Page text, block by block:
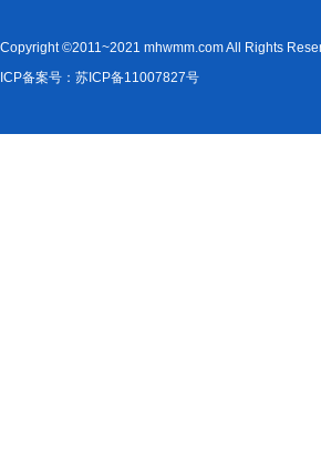
Copyright ©2011~2021 mhwmm.com All Rights
ICP备案号：苏ICP备11007827号